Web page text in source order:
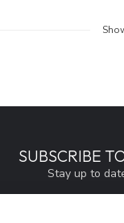
SUBSCRIBE
Stay up to